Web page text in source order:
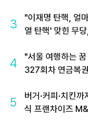
3
"이재명 탄핵, 얼
열 탄핵' 맞힌 무
4
"서울 여행하는
327회차 연금복
5
버거·커피·치킨
식 프랜차이즈